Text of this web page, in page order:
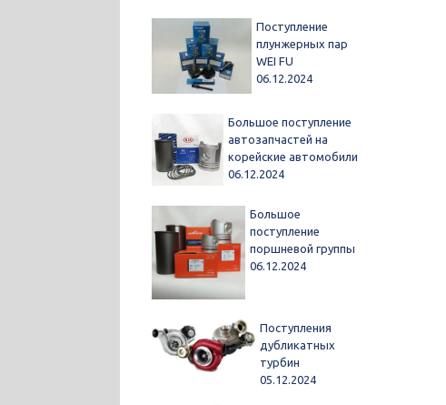
Поступление
плунжерных пар
WEI FU
06.12.2024
Большое поступление
автозапчастей на
корейские автомобили
06.12.2024
Большое
поступление
поршневой группы
06.12.2024
Поступления
дубликатных
турбин
05.12.2024